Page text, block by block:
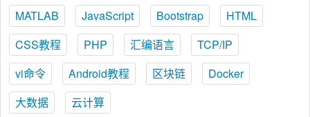
MATLAB
JavaScript Bootstrap
HTML
CSS教程
PHP 汇编语言
TCP/IP
vi命令
Android教程 区块链
Docker
大数据
云计算